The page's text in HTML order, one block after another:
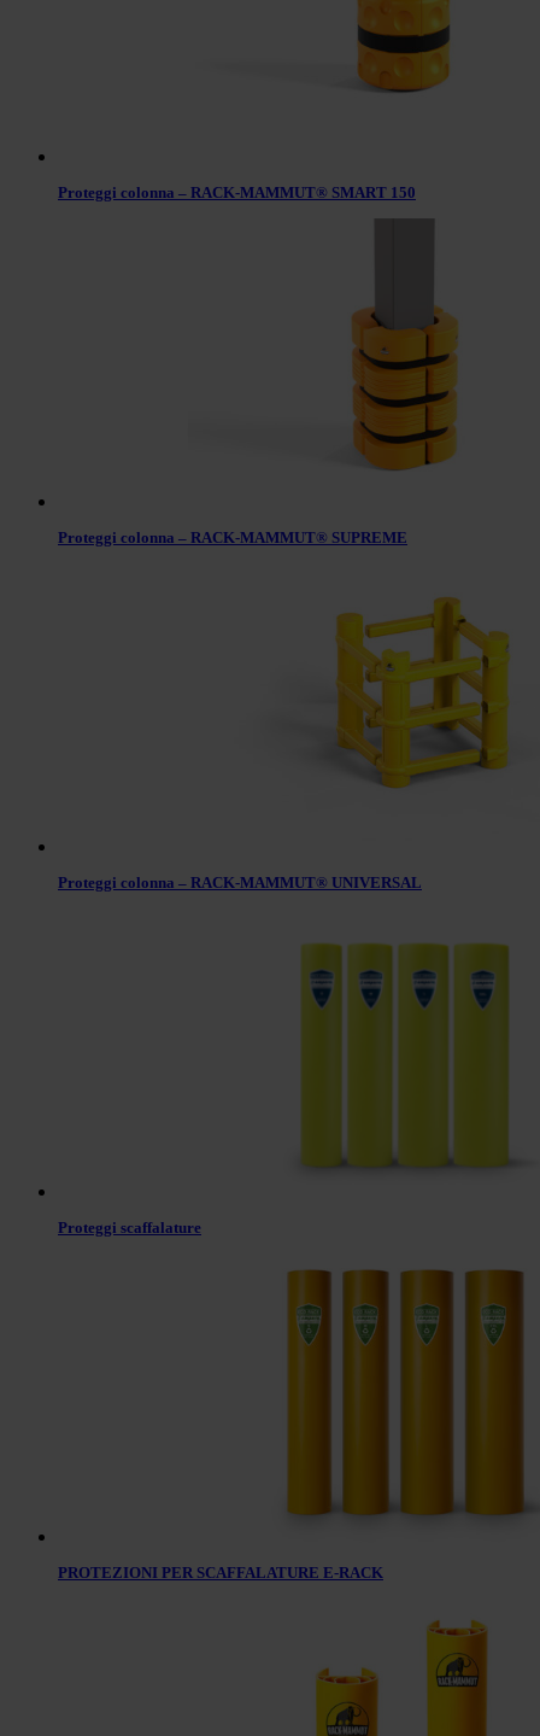
Proteggi colonna – RACK-MAMMUT® SMART 150
Proteggi colonna – RACK-MAMMUT® SUPREME
Proteggi colonna – RACK-MAMMUT® UNIVERSAL
Proteggi scaffalature
PROTEZIONI PER SCAFFALATURE E-RACK